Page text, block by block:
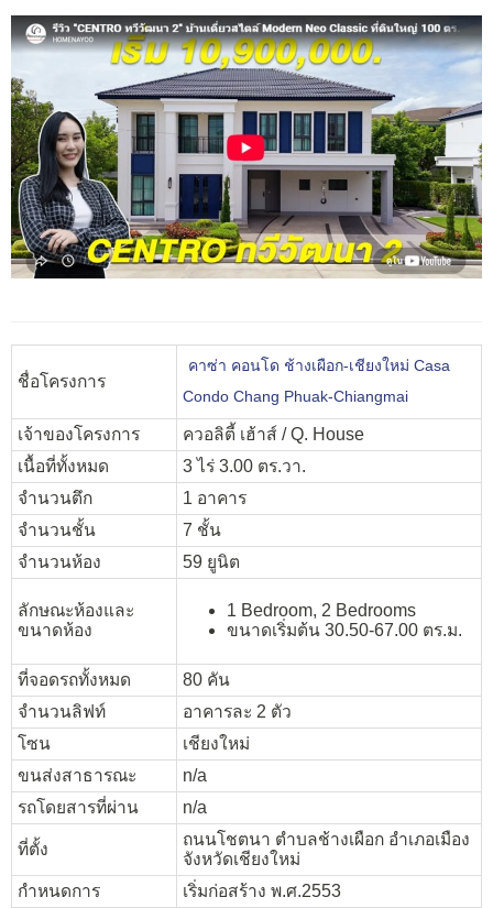
ชื่อโครงการ
คาซ่า คอนโด ช้างเผือก-เชียงใหม่ Casa
Condo Chang Phuak-Chiangmai
เจ้าของโครงการ
ควอลิตี้ เฮ้าส์ / Q. House
เนื้อที่ทั้งหมด
3 ไร่ 3.00 ตร.วา.
จำนวนตึก
1 อาคาร
จำนวนชั้น
7 ชั้น
จำนวนห้อง
59 ยูนิต
ลักษณะห้องและ
ขนาดห้อง
1 Bedroom, 2 Bedrooms
ขนาดเริ่มต้น 30.50-67.00 ตร.ม.
ที่จอดรถทั้งหมด
80 คัน
จำนวนลิฟท์
อาคารละ 2 ตัว
โซน
เชียงใหม่
ขนส่งสาธารณะ
n/a
รถโดยสารที่ผ่าน
n/a
ที่ตั้ง
ถนนโชตนา ตำบลช้างเผือก อำเภอเมือง
จังหวัดเชียงใหม่
กำหนดการ
เริ่มก่อสร้าง พ.ศ.2553